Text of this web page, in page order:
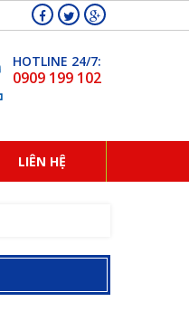
HOTLINE 24/7:
0909 199 102
LIÊN HỆ